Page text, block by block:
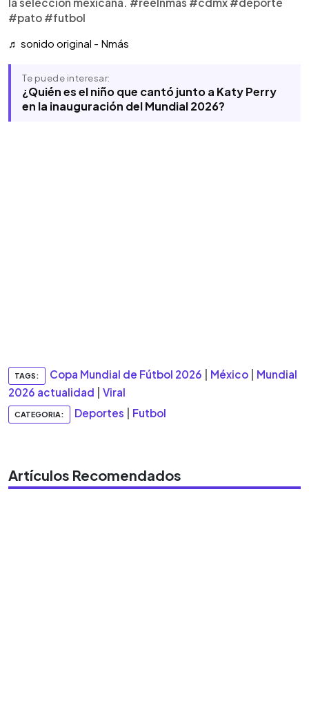
#pato #futbol
♬ sonido original - Nmás
Te puede interesar:
¿Quién es el niño que cantó junto a Katy Perry
en la inauguración del Mundial 2026?
TAGS: Copa Mundial de Fútbol 2026 México
Mundial
2026 actualidad
Viral
CATEGORIA: Deportes Futbol
Artículos Recomendados